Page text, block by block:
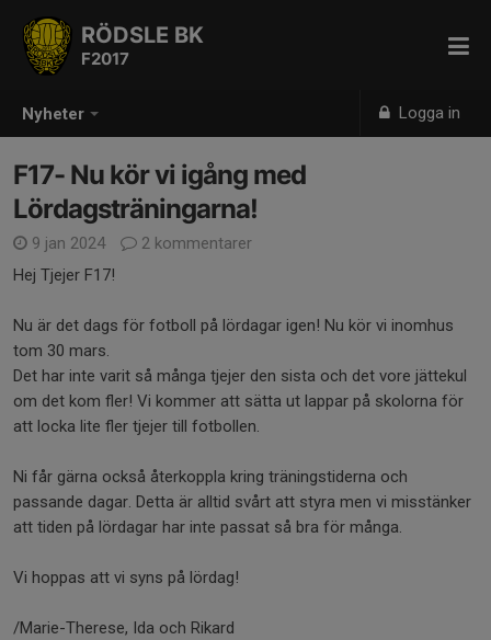
Nyheter Logga in
RÖDSLE BK
F2017
F17- Nu kör vi igång med
Lördagsträningarna!
9 jan 2024
2 kommentarer
Hej Tjejer F17!
Nu är det dags för fotboll på lördagar igen! Nu kör vi inomhus
tom 30 mars.
Det har inte varit så många tjejer den sista och det vore jättekul
om det kom fler! Vi kommer att sätta ut lappar på skolorna för
att locka lite fler tjejer till fotbollen.
Ni får gärna också återkoppla kring träningstiderna och
passande dagar. Detta är alltid svårt att styra men vi misstänker
att tiden på lördagar har inte passat så bra för många.
Vi hoppas att vi syns på lördag!
/Marie-Therese, Ida och Rikard